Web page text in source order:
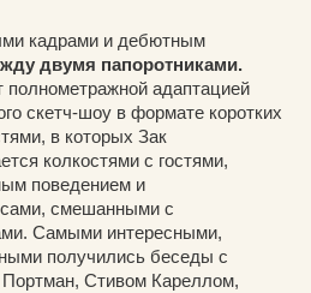
кадрами и дебютным
двумя папоротниками.
полнометражной адаптацией
скетч-шоу в формате коротких
в которых Зак
колкостями с гостями,
поведением и
смешанными с
Самыми интересными,
получились беседы с
Стивом Кареллом,